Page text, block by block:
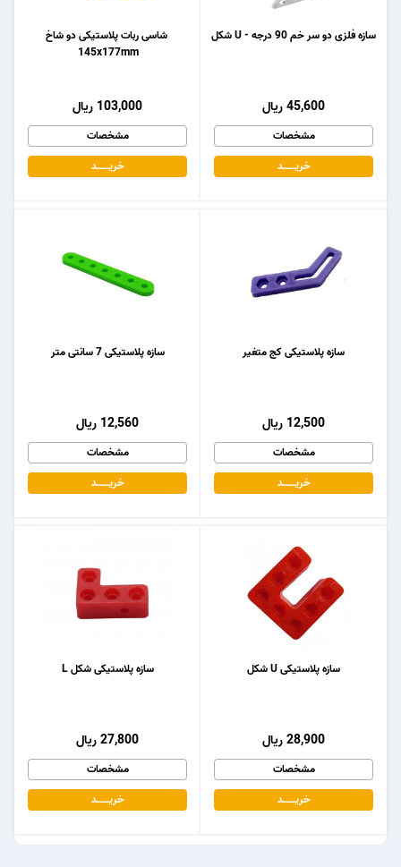
شاسی ربات پلاستیکی دو شاخ
145x177mm
103,000 ریال
مشخصات
خریـــــــد
سازه فلزی دو سر خم 90 درجه - U شکل
45,600 ریال
مشخصات
خریـــــــد
سازه پلاستیکی 7 سانتی متر
12,560 ریال
مشخصات
خریـــــــد
سازه پلاستیکی کج متغیر
12,500 ریال
مشخصات
خریـــــــد
سازه پلاستیکی شکل L
27,800 ریال
مشخصات
خریـــــــد
سازه پلاستیکی U شکل
28,900 ریال
مشخصات
خریـــــــد